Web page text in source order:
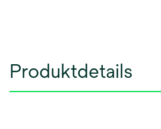
Produktdetails